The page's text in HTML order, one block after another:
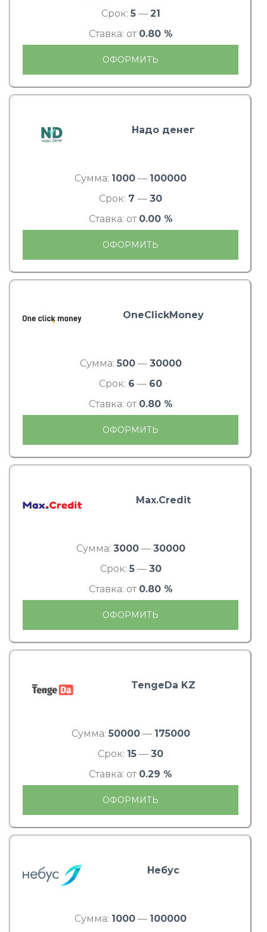
Срок: 5— 21
Ставка: от 0.80 %
ОФОРМИТЬ
Надо денег
Сумма: 1000 — 100000
Срок: 7 — 30
Ставка: от 0.00 %
ОФОРМИТЬ
OneClickMoney
Сумма: 500— 30000
Срок: 6 — 60
Ставка: от 0.80 %
ОФОРМИТЬ
Max.Credit
Сумма: 3000— 30000
Срок: 5— 30
Ставка: от 0.80 %
ОФОРМИТЬ
TengeDa KZ
Сумма: 50000— 175000
Срок: 15 — 30
Ставка: от 0.29 %
ОФОРМИТЬ
Небус
Сумма: 1000 — 100000